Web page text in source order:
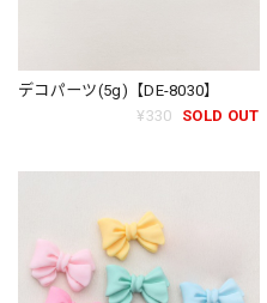
デコパーツ(5g)【DE-8030】
¥330
SOLD OUT